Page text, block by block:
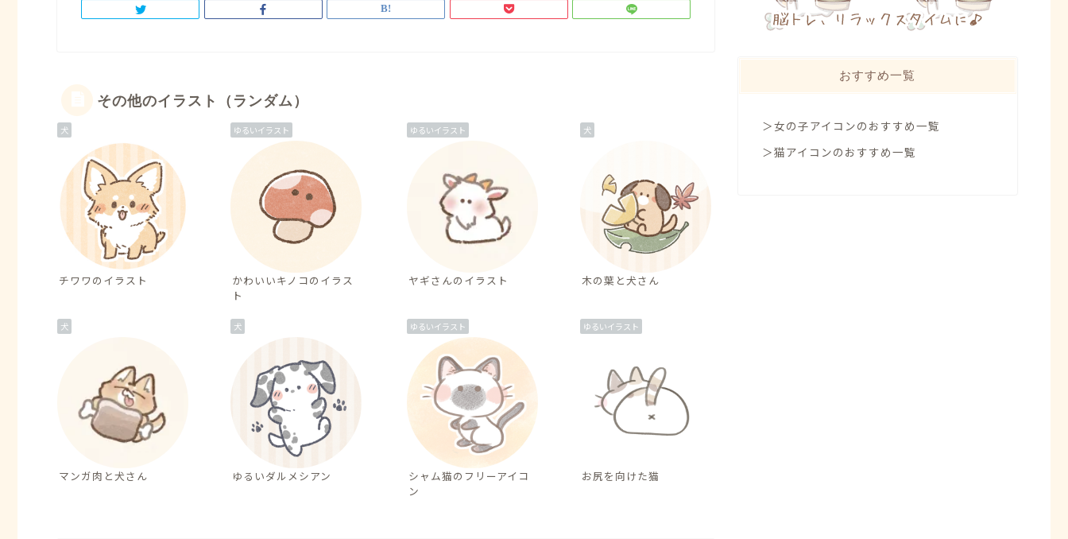
その他のイラスト（ランダム）
犬
チワワのイラスト
ゆるいイラスト
かわいいキノコのイラス
ト
ゆるいイラスト
ヤギさんのイラスト
犬
木の葉と犬さん
犬
マンガ肉と犬さん
犬
ゆるいダルメシアン
ゆるいイラスト
シャム猫のフリーアイコ
ン
ゆるいイラスト
お尻を向けた猫
おすすめ一覧
＞女の子アイコンのおすすめ一覧
＞猫アイコンのおすすめ一覧